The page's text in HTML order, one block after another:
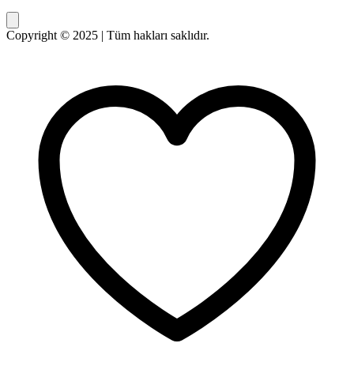
Copyright © 2025 | Tüm hakları saklıdır.